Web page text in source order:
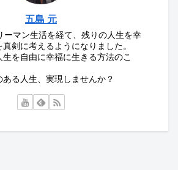
五島 元
ーマン生活を経て、残りの人生を幸
剣に考えるようになりました。
を自由に幸福に生きる方法のこ
る人生、実現しませんか？